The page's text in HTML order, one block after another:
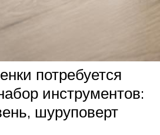
потребуется
инструментов:
шуруповерт